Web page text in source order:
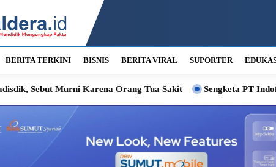
BERITA TERKINI BISNIS BERITA VIRAL SUPORTER
Karena Orang Tua Sakit Sengketa PT Indofarm dan